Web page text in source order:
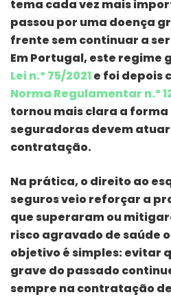
tema cada vez mais
passou por uma doença
frente sem continuar a
Em Portugal, este regime
Lei n.º 75/2021e foi depois
Norma Regulamentar n.º
tornou mais clara a forma
seguradoras devem
contratação.
Na prática, o direito ao
seguros veio reforçar a
que superaram ou
risco agravado de saúde
objetivo é simples: evitar
grave do passado
sempre na contratação